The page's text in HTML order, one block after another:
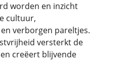
worden en inzicht
cultuur,
verborgen pareltjes.
versterkt de
creëert blijvende